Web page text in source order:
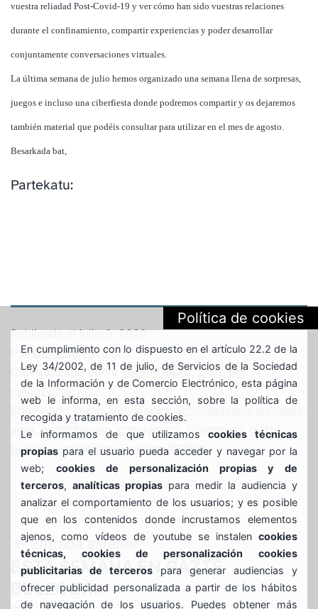
vuestra reliadad Post-Covid-19 y ver cómo han sido vuestras relaciones
durante el confinamiento, compartir experiencias y poder desarrollar
conjuntamente conversaciones virtuales.
La última semana de julio hemos organizado una semana llena de sorpresas,
juegos e incluso una ciberfiesta donde podremos compartir y os dejaremos
también material que podéis consultar para utilizar en el mes de agosto.
Besarkada bat,
Partekatu:
Publicada eljulio 9, 2020
Por Gaztebulegoa
Categorizado comoBerdintasuna ,Blog ,Sin
categorizar
Etiquetado como actividades , actividadesparajovenes
aisia
berdintasuna, convivencia,Formación, gazte
bulegoa, instagram,jóvenes,RETOS
Navegación
de
Entrada anterior
ESTA SEMANA EN GAZTE
BULEGOA…
Política de cookies
En cumplimiento con lo dispuesto en el artículo 22.2 de la
Ley 34/2002, de 11 de julio, de Servicios de la Sociedad
de la Información y de Comercio Electrónico, esta página
web le informa, en esta sección, sobre la política de
recogida y tratamiento de cookies.
Le informamos de que utilizamoscookies técnicas
propias para el usuario pueda acceder y navegar por la
web; cookies de personalización propias y de
terceros,analíticas propias para medir la audiencia y
analizar el comportamiento de los usuarios; y es posible
que en los contenidos donde incrustamos elementos
ajenos, como vídeos de youtube se instalen cookies
técnicas, cookies de personalización cookies
publicitarias de terceros para generar audiencias y
ofrecer publicidad personalizada a partir de los hábitos
de navegación de los usuarios. Puedes obtener más